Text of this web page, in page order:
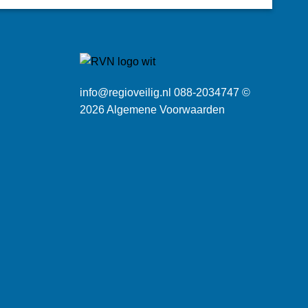
info@regioveilig.nl 088-2034747 ©
2026Algemene Voorwaarden